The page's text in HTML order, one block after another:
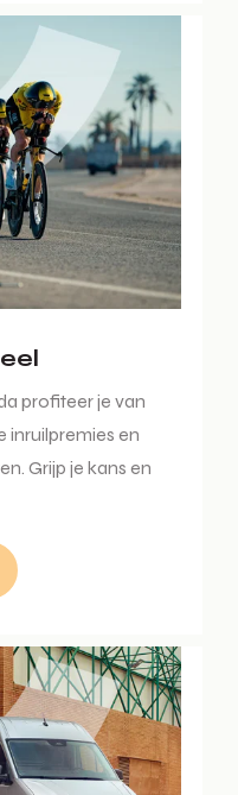
profiteer je van
inruilpremies en
Grijp je kans en